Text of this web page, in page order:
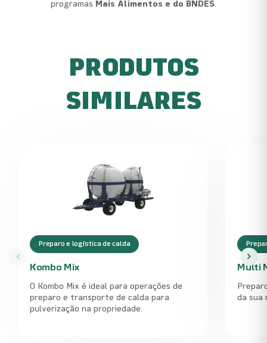
programas Mais Alimentos e do BNDES.
PRODUTOS
SIMILARES
Preparo e logística de calda
Kombo Mix
O Kombo Mix é ideal para operações de
preparo e transporte de calda para
pulverização na propriedade.
Multi
da sua